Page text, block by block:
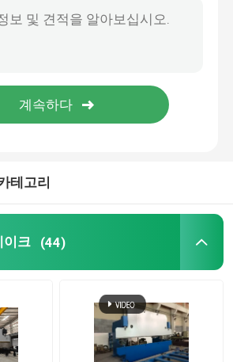
기
솔기 용접 기계
깎기 기계, 금속판 절단 기계
른 칼 공업 깎는 기계 잎 6CrW2Si
테고리
이크 (44)